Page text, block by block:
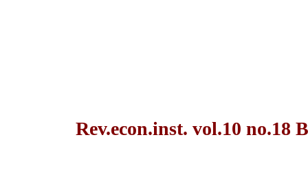
Rev.econ.inst. vol.10 no.18